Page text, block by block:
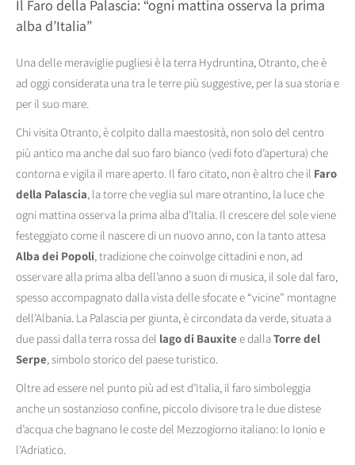
Il Faro della Palascia: “ogni mattina osserva la prima
alba d’Italia”
Una delle meraviglie pugliesi è la terra Hydruntina, Otranto, che è
ad oggi considerata una tra le terre più suggestive, per la sua storia e
per il suo mare.
Chi visita Otranto, è colpito dalla maestosità, non solo del centro
più antico ma anche dal suo faro bianco (vedi foto d’apertura) che
contorna e vigila il mare aperto. Il faro citato, non è altro che il Faro
della Palascia, la torre che veglia sul mare otrantino, la luce che
ogni mattina osserva la prima alba d’Italia. Il crescere del sole viene
festeggiato come il nascere di un nuovo anno, con la tanto attesa
Alba dei Popoli, tradizione che coinvolge cittadini e non, ad
osservare alla prima alba dell’anno a suon di musica, il sole dal faro,
spesso accompagnato dalla vista delle sfocate e “vicine” montagne
dell’Albania. La Palascia per giunta, è circondata da verde, situata a
due passi dalla terra rossa del lago di Bauxite e dallaTorre del
Serpe, simbolo storico del paese turistico.
Oltre ad essere nel punto più ad est d’Italia, il faro simboleggia
anche un sostanzioso confine, piccolo divisore tra le due distese
d’acqua che bagnano le coste del Mezzogiorno italiano: lo Ionio e
l’Adriatico.